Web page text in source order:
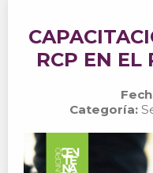
RCP EN EL
Categoría: